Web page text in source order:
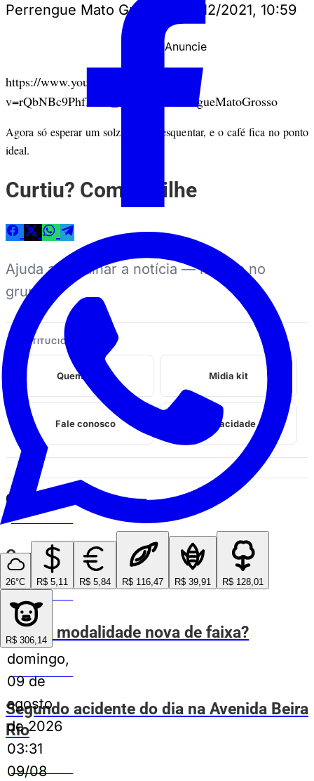
26°C R$ 5,11 R$ 5,84 R$ 116,47 R$ 39,91 R$ 128,01
R$ 306,14
domingo,
09 de
agosto
de 2026
03:31
09/08
Perrengue Mato Grosso 13/12/2021, 10:59
PUBLICIDADEAnuncie
https://www.youtube.com/watch?
v=rQbNBc9PhfI&ab_channel=PerrengueMatoGrosso
Agora só esperar um solzinho pra esquentar, e o café fica no ponto
ideal.
Curtiu? Compartilhe
Ajuda a espalhar a notícia — manda no
grupo.
INSTITUCIONAL
Quem somos Midia kit
Fale conosco Privacidade
Continue lendo
VOVÔ DE OLHO
Coragem ou burrice?
E essa modalidade nova de faixa?
Segundo acidente do dia na Avenida Beira
Rio
VOVÔ DE OLHO